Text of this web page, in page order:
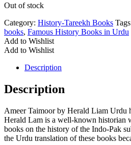
Out of stock
Category: History-Tareekh Books
books, Famous History Books in Urdu
Add to Wishlist
Add to Wishlist
Description
Description
Herald Lam is a well-known historian
books on the history of the Indo-Pak
the Urdu translation of these books